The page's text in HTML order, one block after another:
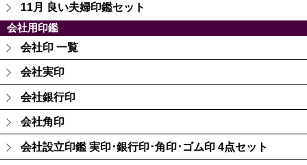
11月 良い夫婦印鑑セット
会社用印鑑
会社印 一覧
会社実印
会社銀行印
会社角印
会社設立印鑑 実印･銀行印･角印･ゴム印 4点セット